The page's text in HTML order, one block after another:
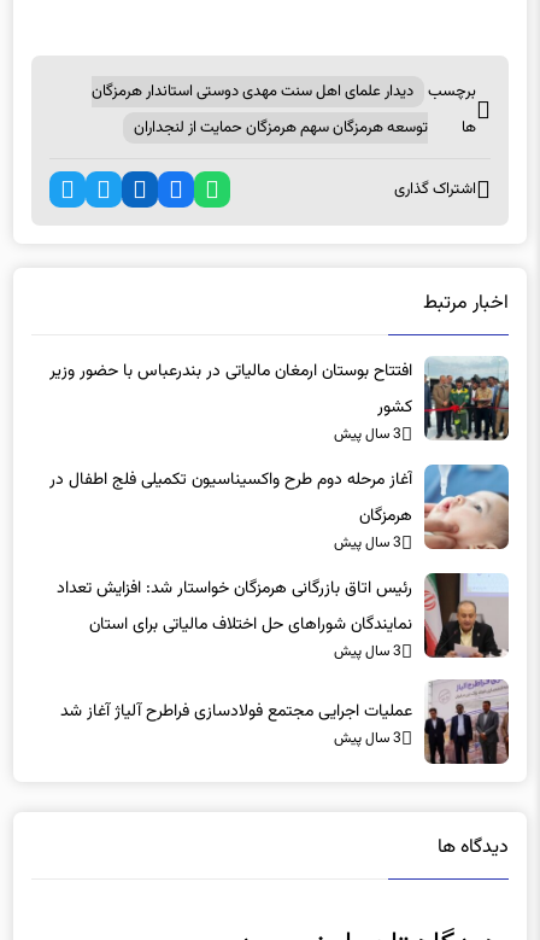
برچسب
ها
دیدار علمای اهل سنت مهدی دوستی استاندار هرمزگان
توسعه هرمزگان سهم هرمزگان حمایت از لنجداران
اشتراک گذاری
اخبار مرتبط
افتتاح بوستان ارمغان مالیاتی در بندرعباس با حضور وزیر
کشور
3 سال پیش
آغاز مرحله دوم طرح واکسیناسیون تکمیلی فلج اطفال در
هرمزگان
3 سال پیش
رئیس اتاق بازرگانی هرمزگان خواستار شد: افزایش تعداد
نمایندگان‌ شوراهای حل اختلاف مالیاتی برای استان
3 سال پیش
عملیات اجرایی مجتمع فولادسازی فراطرح آلیاژ آغاز شد
3 سال پیش
دیدگاه ها